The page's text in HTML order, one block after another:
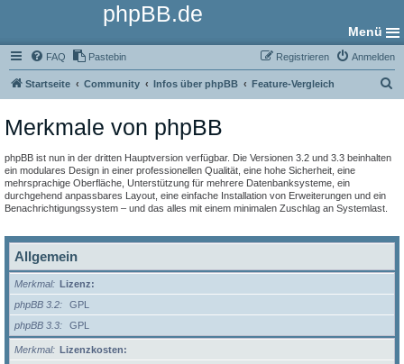
phpBB.de
Menü
FAQ Pastebin Anmelden
Registrieren
Startseite Community Infos über phpBB Feature-Vergleich
Merkmale von phpBB
phpBB ist nun in der dritten Hauptversion verfügbar. Die Versionen 3.2 und 3.3 beinhalten
ein modulares Design in einer professionellen Qualität, eine hohe Sicherheit, eine
mehrsprachige Oberfläche, Unterstützung für mehrere Datenbanksysteme, ein
durchgehend anpassbares Layout, eine einfache Installation von Erweiterungen und ein
Benachrichtigungssystem – und das alles mit einem minimalen Zuschlag an Systemlast.
Allgemein
Merkmal
Lizenz:
phpBB 3.2
GPL
phpBB 3.3
GPL
Merkmal
Lizenzkosten: